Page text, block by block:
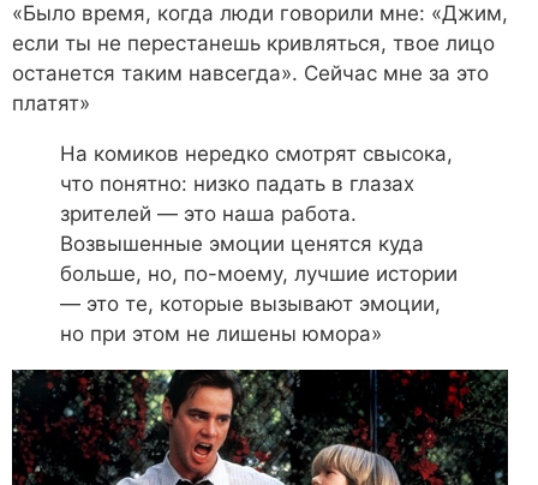
«Было время, когда люди говорили мне: «Джим,
если ты не перестанешь кривляться, твое лицо
останется таким навсегда». Сейчас мне за это
платят»
На комиков нередко смотрят свысока,
что понятно: низко падать в глазах
зрителей — это наша работа.
Возвышенные эмоции ценятся куда
больше, но, по-моему, лучшие истории
— это те, которые вызывают эмоции,
но при этом не лишены юмора»